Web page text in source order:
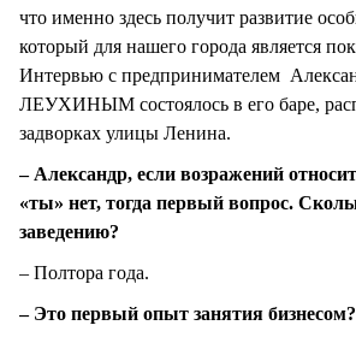
что именно здесь получит развитие
который для нашего города является
Интервью с предпринимателем
ЛЕУХИНЫМ состоялось в его баре,
задворках улицы Ленина.
– Александр, если возражений
«ты» нет, тогда первый вопрос.
заведению?
– Полтора года.
– Это первый опыт занятия бизнесом?